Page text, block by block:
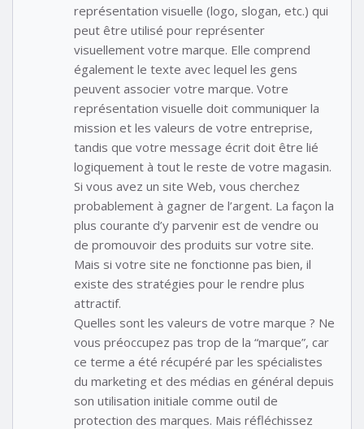
représentation visuelle (logo, slogan, etc.) qui
peut être utilisé pour représenter
visuellement votre marque. Elle comprend
également le texte avec lequel les gens
peuvent associer votre marque. Votre
représentation visuelle doit communiquer la
mission et les valeurs de votre entreprise,
tandis que votre message écrit doit être lié
logiquement à tout le reste de votre magasin.
Si vous avez un site Web, vous cherchez
probablement à gagner de l’argent. La façon la
plus courante d’y parvenir est de vendre ou
de promouvoir des produits sur votre site.
Mais si votre site ne fonctionne pas bien, il
existe des stratégies pour le rendre plus
attractif.
Quelles sont les valeurs de votre marque ? Ne
vous préoccupez pas trop de la “marque”, car
ce terme a été récupéré par les spécialistes
du marketing et des médias en général depuis
son utilisation initiale comme outil de
protection des marques. Mais réfléchissez